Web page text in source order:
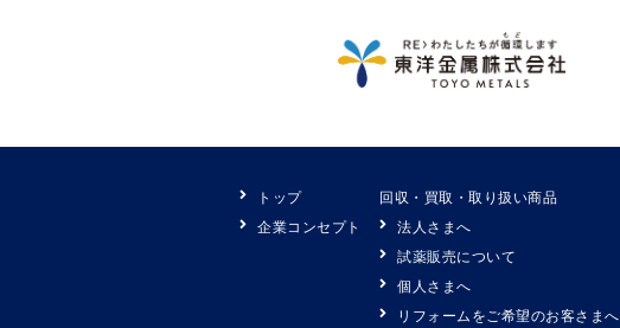
トップ
企業コンセプト
回収・買取・取り扱い商品
法人さまへ
試薬販売について
個人さまへ
リフォームをご希望のお客さまへ